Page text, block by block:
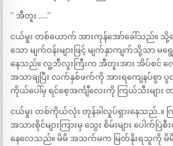
” အီတူး …..”
ငယ်မှုး တစ်ယောက် အားကုန်အော်ခေါ်သည်။
သော မျက်ဝန်းများဖြင့် မျက်နှာကျက်သို့သာ မ
နေသည်။ လူ့ဘီလူးကြီးက အီတူးအား အိပ်စင်
အသာချပြီး လက်နှစ်ဖက်ကို အားရကျေနပ်စွ
ကိုယ်ပေါ်မှ ရင်စေ့အင်္ကျီလေးကို ကြယ်သီးမျာ
ငယ်မှုး တစ်ကိုယ်လုံး တုန်ခါလှုပ်ရှားနေသည်..။
အသားစိုင်များကြားမှ သွေး စိမ်းများ ပေါက်
နေလေသည်။ မိမိ အသက်မက မြတ်နိုးရသူကို မိမိရှ